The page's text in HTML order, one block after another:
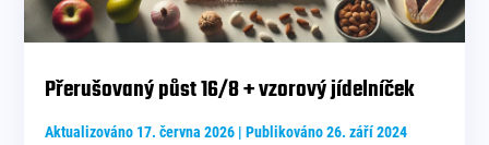
Přerušovaný půst 16/8 + vzorový jídelníček
Aktualizováno 17. června 2026 | Publikováno 26. září 2024